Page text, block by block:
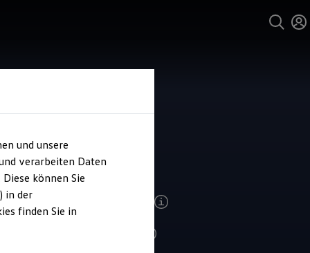
Service
Köhler
Service 2026
und unsere
verarbeiten Daten
können Sie
in der
finden Sie in